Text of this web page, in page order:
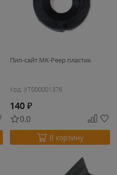
Пип-сайт MK-Peep пластик
Код: УТ000001376
140 ₽
0.0
В корзину